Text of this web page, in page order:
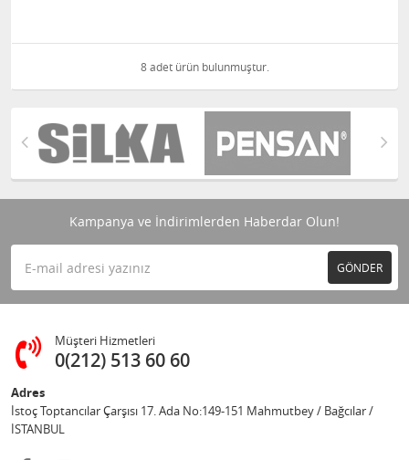
8 adet ürün bulunmuştur.
Kampanya ve İndirimlerden Haberdar Olun!
GÖNDER
Müşteri Hizmetleri
0(212) 513 60 60
Adres
İstoç Toptancılar Çarşısı 17. Ada No:149-151 Mahmutbey / Bağcılar /
İSTANBUL